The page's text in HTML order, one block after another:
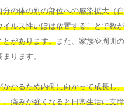
分の体の別の部位への感染拡大（自
ルス性いぼは放置することで数が
とがあります。 また、家族や周囲の
ります。
かるため内側に向かって成長し、
痛みが強くなると日常生活に支障